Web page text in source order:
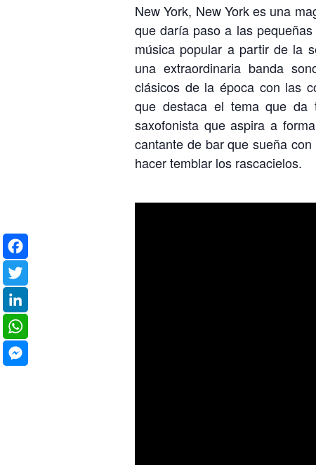
New York, New York es una
que daría paso a las
música popular a partir de la
una extraordinaria banda
clásicos de la época con las
que destaca el tema que da
saxofonista que aspira a
cantante de bar que sueña
hacer temblar los rascacielos.
Facebook
Twitter
LinkedIn
WhatsApp